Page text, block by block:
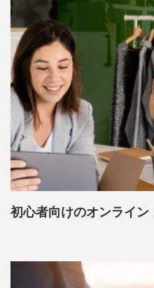
初心者向けのオンライ